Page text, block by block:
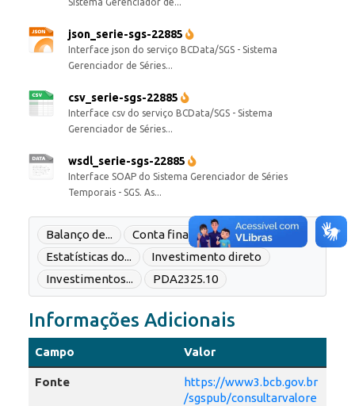
Sistema Gerenciador de...
json_serie-sgs-22885
Interface json do serviço BCData/SGS - Sistema
Gerenciador de Séries...
csv_serie-sgs-22885
Interface csv do serviço BCData/SGS - Sistema
Gerenciador de Séries...
wsdl_serie-sgs-22885
Interface SOAP do Sistema Gerenciador de Séries
Temporais - SGS. As...
Balanço de...
Conta financeira
Estatísticas do...
Investimento direto
Investimentos...
PDA2325.10
Informações Adicionais
Campo Valor
Fonte
https://www3.bcb.gov.br
/sgspub/consultarvalore